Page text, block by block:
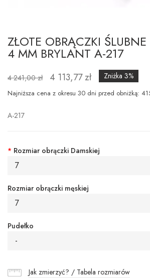
ZŁOTE OBRĄCZKI
4 MM BRYLANT A-217
4 241,00 zł 4 113,77 zł Zniżka 3%
Najniższa cena z okresu 30 dni przed obniżką:
A-217
* Rozmiar obrączki Damskiej
7
Rozmiar obrączki męskiej
7
Pudełko
-
Jak zmierzyć? / Tabela rozmiarów